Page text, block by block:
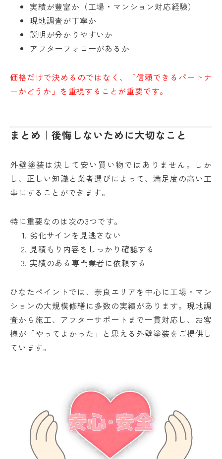
実績が豊富か（工場・マンション対応経験）
現地調査が丁寧か
説明が分かりやすいか
アフターフォローがあるか
価格だけで決めるのではなく、「信頼できるパートナ
ーかどうか」を重視することが重要です。
まとめ｜後悔しないために大切なこと
外壁塗装は決して安い買い物ではありません。しか
し、正しい知識と業者選びによって、満足度の高い工
事にすることができます。
特に重要なのは次の3つです。
劣化サインを見逃さない
見積もり内容をしっかり確認する
実績のある専門業者に依頼する
ひなたペイントでは、奈良エリアを中心に工場・マン
ションの大規模修繕に多数の実績があります。現地調
査から施工、アフターサポートまで一貫対応し、お客
様が「やってよかった」と思える外壁塗装をご提供し
ています。